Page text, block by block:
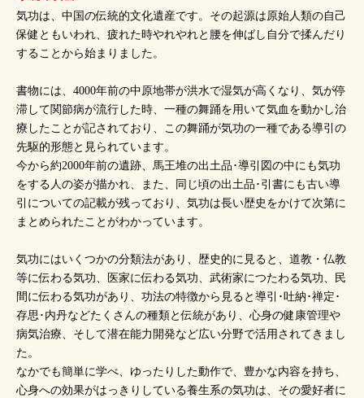
気功は、中国の伝統的文化遺産です。その起源は原始人類の自己
保健ともいわれ、疲れた時やれやれと腰を伸ばし自分で揉んだり
することから始まりました。
書物には、4000年前の中原地帯が洪水で湿気が高くなり、気が停
滞して関節病が流行した時、一種の舞踊を用いて気血を動かし治
療したことが記されており、この舞踊が気功の一種である導引の
先駆的形態と見られています。
今から約2000年前の遺跡、馬王堆の出土品･導引図の中にも気功
をする人の姿が描かれ、また、同じ頃の出土品･引書にも古い導
引についての記載が残っており、気功は長い歴史をかけて次第に
まとめられたことがわかっています。
気功にはいくつかの分類法があり、歴史的に見ると、道教・仏教
等に伝わる気功、医家に伝わる気功、武術家につたわる気功、民
間に伝わる気功があり、功法の特徴から見ると導引･吐納･禅定･
存思･内丹などたくさんの種類と伝統があり、心身の健康管理や
病気治療、そして潜在能力開発など広い分野で活用されてきまし
た。
なかでも簡単に学べ、ゆったりした動作で、豊かな内容を持ち、
心身への効果がはっきりしている養生系の気功は、その愛好者に